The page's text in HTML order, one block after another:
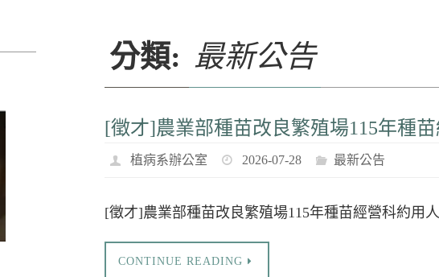
分類: 最新公告
[徵才]農業部種苗改良繁殖場115年種
植病系辦公室 2026-07-28 最新公告
[徵才]農業部種苗改良繁殖場115年種苗經營科約用
CONTINUE READING